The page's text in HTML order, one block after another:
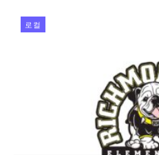
로컬